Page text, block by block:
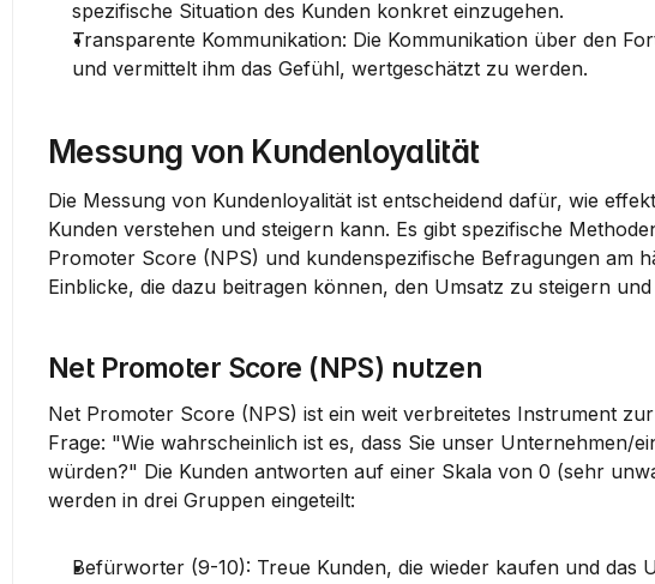
spezifische Situation des Kunden konkret einzugehen.
Transparente Kommunikation: Die Kommunikation über den
und vermittelt ihm das Gefühl, wertgeschätzt zu werden.
Messung von Kundenloyalität
Die Messung von Kundenloyalität ist entscheidend dafür, wie
Kunden verstehen und steigern kann. Es gibt spezifische
Promoter Score (NPS) und kundenspezifische Befragungen am
Einblicke, die dazu beitragen können, den Umsatz zu steigern
Net Promoter Score (NPS) nutzen
Net Promoter Score (NPS) ist ein weit verbreitetes Instrument
Frage: "Wie wahrscheinlich ist es, dass Sie unser Unternehmen/
würden?" Die Kunden antworten auf einer Skala von 0 (sehr
werden in drei Gruppen eingeteilt:
Befürworter (9-10): Treue Kunden, die wieder kaufen und das